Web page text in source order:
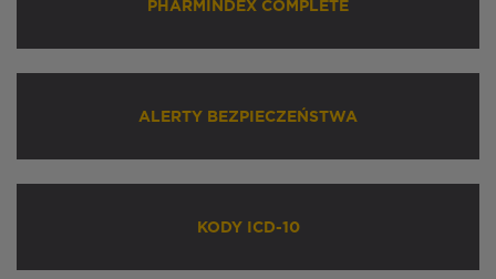
PHARMINDEX COMPLETE
ALERTY BEZPIECZEŃSTWA
KODY ICD-10